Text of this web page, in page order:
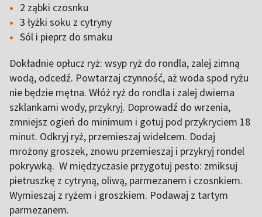
2 ząbki czosnku
3 łyżki soku z cytryny
Sól i pieprz do smaku
Dokładnie opłucz ryż: wsyp ryż do rondla, zalej zimną
wodą, odcedź. Powtarzaj czynność, aż woda spod ryżu
nie będzie mętna. Włóż ryż do rondla i zalej dwiema
szklankami wody, przykryj. Doprowadź do wrzenia,
zmniejsz ogień do minimum i gotuj pod przykryciem 18
minut. Odkryj ryż, przemieszaj widelcem. Dodaj
mrożony groszek, znowu przemieszaj i przykryj rondel
pokrywką. W międzyczasie przygotuj pesto: zmiksuj
pietruszkę z cytryną, oliwą, parmezanem i czosnkiem.
Wymieszaj z ryżem i groszkiem. Podawaj z tartym
parmezanem.